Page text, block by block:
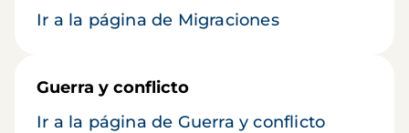
Ir a la página de Migraciones
Guerra y conflicto
Ir a la página de Guerra y conflicto